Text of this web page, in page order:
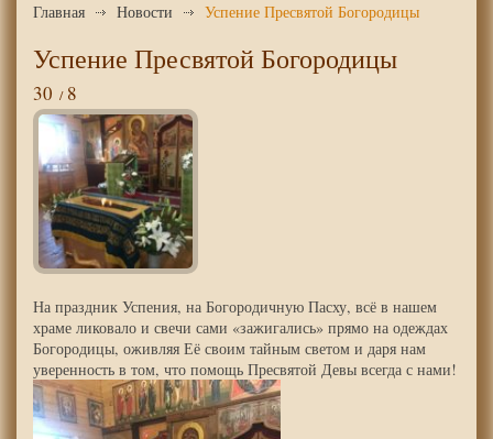
Главная Новости Успение Пресвятой Богородицы
Успение Пресвятой Богородицы
30 8
На праздник Успения, на Богородичную Пасху, всё в нашем
храме ликовало и свечи сами «зажигались» прямо на одеждах
Богородицы, оживляя Её своим тайным светом и даря нам
уверенность в том, что помощь Пресвятой Девы всегда с нами!